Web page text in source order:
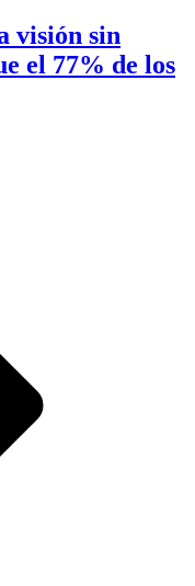
visión sin
el 77% de los